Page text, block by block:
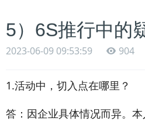
5）6S推行中的
2023-06-09 09:53:59 904
1.活动中，切入点在哪里？
答：因企业具体情况而异。